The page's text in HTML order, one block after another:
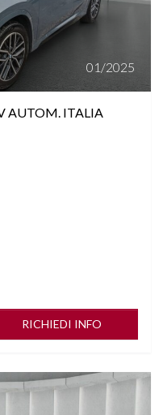
01/2025
AUTOM. ITALIA
RICHIEDI INFO